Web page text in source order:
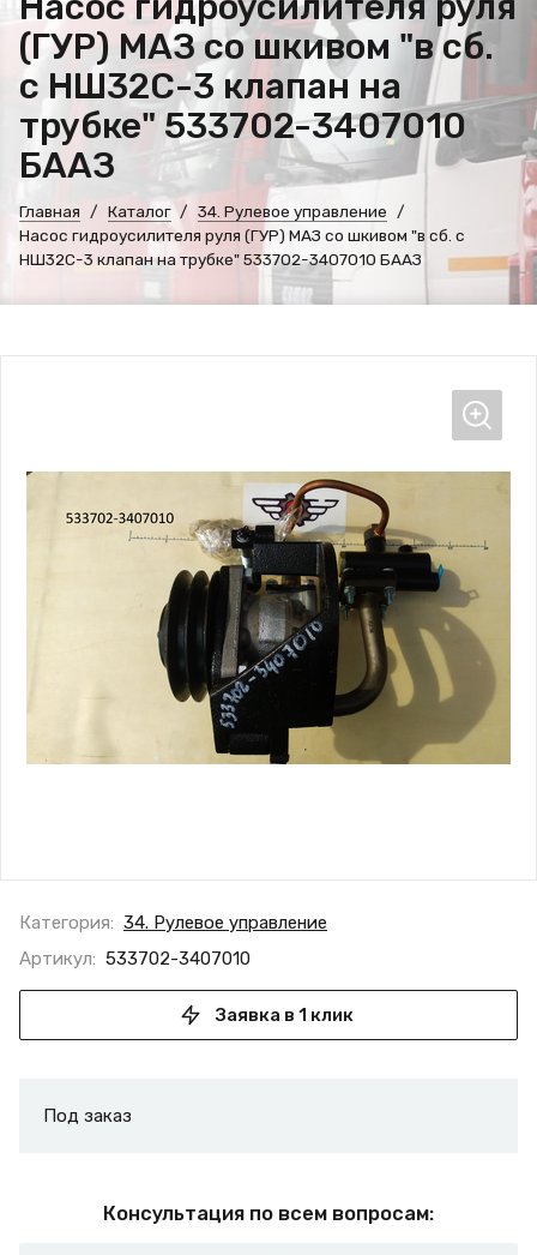
(ГУР) МАЗ со шкивом "в сб.
с НШ32С-3 клапан на
трубке" 533702-3407010
БААЗ
Главная Каталог
34. Рулевое управление
Насос гидроусилителя руля (ГУР) МАЗ со шкивом "в сб. с
НШ32С-3 клапан на трубке" 533702-3407010 БААЗ
Категория: 34. Рулевое управление
Артикул: 533702-3407010
Заявка в 1 клик
Под заказ
Консультация по всем вопросам: